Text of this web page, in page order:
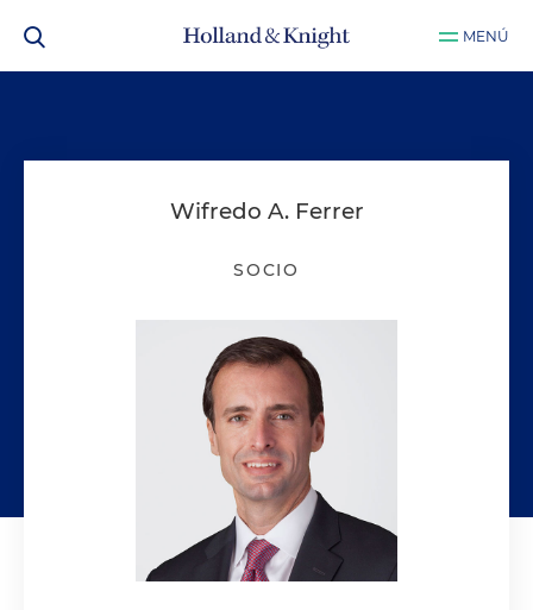
MENÚ
Wifredo A. Ferrer
SOCIO